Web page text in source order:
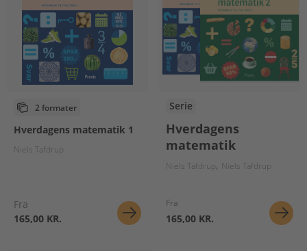
2 formater
Hverdagens matematik 1
Niels Tafdrup
Fra
165,00 KR.
Serie
Hverdagens
matematik
Niels Tafdrup Niels Tafdrup
Fra
165,00 KR.